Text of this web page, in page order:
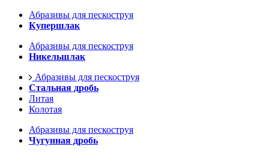
Абразивы для пескоструя
Купершлак
Абразивы для пескоструя
Никельшлак
Абразивы для пескоструя
Стальная дробь
Литая
Колотая
Абразивы для пескоструя
Чугунная дробь